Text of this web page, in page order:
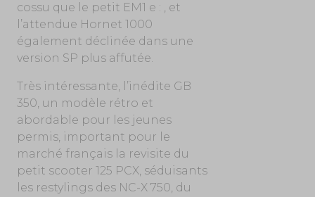
cossu que le petit EM1 e : , et
l’attendue Hornet 1000
également déclinée dans une
version SP plus affutée.
Très intéressante, l’inédite GB
350, un modèle rétro et
abordable pour les jeunes
permis, important pour le
marché français la revisite du
petit scooter 125 PCX, séduisants
les restylings des NC-X 750, du